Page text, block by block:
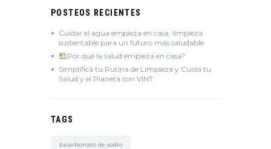
POSTEOS RECIENTES
Cuidar el agua empieza en casa: limpieza
sustentable para un futuro más saludable
Por qué la salud empieza en casa?
Simplificá tu Rutina de Limpieza y Cuidá tu
Salud y el Planeta con VINT
TAGS
bicarbonato de sodio